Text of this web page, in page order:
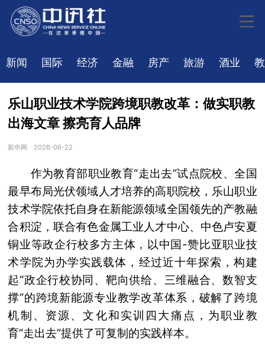
新闻 国际 经济 金融 房产 旅游 酒业
乐山职业技术学院跨境职教改革：做实职教
出海文章 擦亮育人品牌
新华网 2026-06-22
作为教育部职业教育“走出去”试点院校、全国
最早布局光伏领域人才培养的高职院校，乐山职业
技术学院依托自身在新能源领域全国领先的产教融
合积淀，联合有色金属工业人才中心、中色卢安夏
铜业等政企行校多方主体，以中国-赞比亚职业技
术学院为办学实践载体，经过近十年探索，构建
起“政企行校协同、靶向供给、三维融合、数智支
撑”的跨境新能源专业教学改革体系，破解了跨境
机制、资源、文化和实训四大痛点，为职业教
育“走出去”提供了可复制的实践样本。